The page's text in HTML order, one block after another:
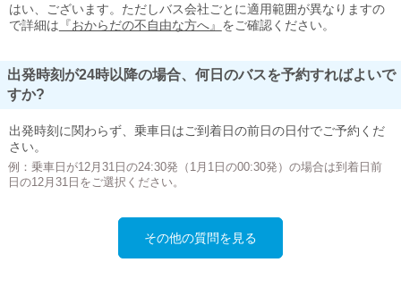
はい、ございます。ただしバス会社ごとに適用範囲が異なりますの
で詳細は 『おからだの不自由な方へ』 をご確認ください。
出発時刻が24時以降の場合、何日のバスを予約すればよいで
すか?
出発時刻に関わらず、乗車日はご到着日の前日の日付でご予約くだ
さい。
例：乗車日が12月31日の24:30発（1月1日の00:30発）の場合は到着日前
日の12月31日をご選択ください。
その他の質問を見る